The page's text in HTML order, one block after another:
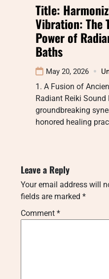
Title:
Vibration: The
Power of
Baths
May 20, 2026
1. A Fusion of
Radiant Reiki Sound
groundbreaking
honored healing
Leave a Reply
Your email address will
fields are marked *
Comment *